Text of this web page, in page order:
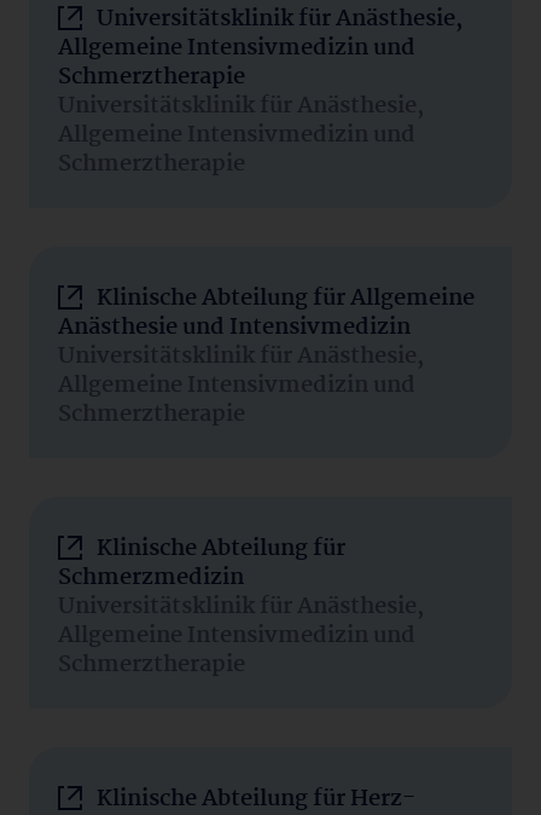
Universitätsklinik für Anästhesie,
Allgemeine Intensivmedizin und
Schmerztherapie
Universitätsklinik für Anästhesie,
Allgemeine Intensivmedizin und
Schmerztherapie
Klinische Abteilung für Allgemeine
Anästhesie und Intensivmedizin
Universitätsklinik für Anästhesie,
Allgemeine Intensivmedizin und
Schmerztherapie
Klinische Abteilung für
Schmerzmedizin
Universitätsklinik für Anästhesie,
Allgemeine Intensivmedizin und
Schmerztherapie
Klinische Abteilung für Herz-